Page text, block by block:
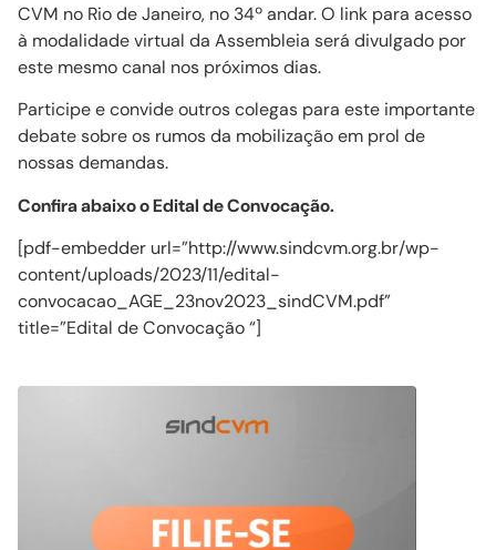
CVM no Rio de Janeiro, no 34º andar. O link para acesso
à modalidade virtual da Assembleia será divulgado por
este mesmo canal nos próximos dias.
Participe e convide outros colegas para este importante
debate sobre os rumos da mobilização em prol de
nossas demandas.
Confira abaixo o Edital de Convocação.
[pdf-embedder url=”http://www.sindcvm.org.br/wp-
content/uploads/2023/11/edital-
convocacao_AGE_23nov2023_sindCVM.pdf”
title=”Edital de Convocação “]